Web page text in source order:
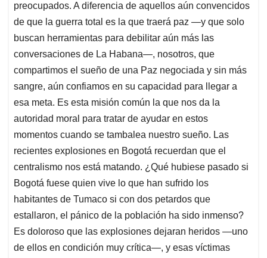
preocupados. A diferencia de aquellos aún convencidos
de que la guerra total es la que traerá paz —y que solo
buscan herramientas para debilitar aún más las
conversaciones de La Habana—, nosotros, que
compartimos el sueño de una Paz negociada y sin más
sangre, aún confiamos en su capacidad para llegar a
esa meta. Es esta misión común la que nos da la
autoridad moral para tratar de ayudar en estos
momentos cuando se tambalea nuestro sueño. Las
recientes explosiones en Bogotá recuerdan que el
centralismo nos está matando. ¿Qué hubiese pasado si
Bogotá fuese quien vive lo que han sufrido los
habitantes de Tumaco si con dos petardos que
estallaron, el pánico de la población ha sido inmenso?
Es doloroso que las explosiones dejaran heridos —uno
de ellos en condición muy crítica—, y esas víctimas